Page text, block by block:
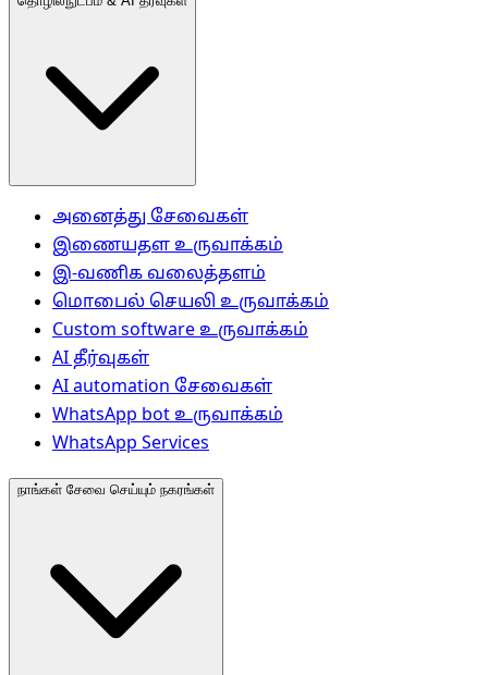
அனைத்து சேவைகள்
இணையதள உருவாக்கம்
இ-வணிக வலைத்தளம்
மொபைல் செயலி உருவாக்கம்
Custom software உருவாக்கம்
AI தீர்வுகள்
AI automation சேவைகள்
WhatsApp bot உருவாக்கம்
WhatsApp Services
நாங்கள் சேவை செய்யும் நகரங்கள்